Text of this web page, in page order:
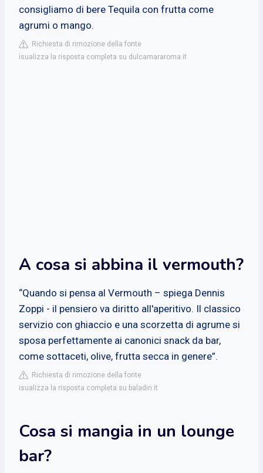
consigliamo di bere Tequila con frutta come
agrumi o mango.
Richiesta di rimozione della fonte
isualizza la risposta completa su dulcamararoma.it
A cosa si abbina il vermouth?
“Quando si pensa al Vermouth – spiega Dennis
Zoppi - il pensiero va diritto all'aperitivo. Il classico
servizio con ghiaccio e una scorzetta di agrume si
sposa perfettamente ai canonici snack da bar,
come sottaceti, olive, frutta secca in genere”.
Richiesta di rimozione della fonte
isualizza la risposta completa su baladin.it
Cosa si mangia in un lounge
bar?